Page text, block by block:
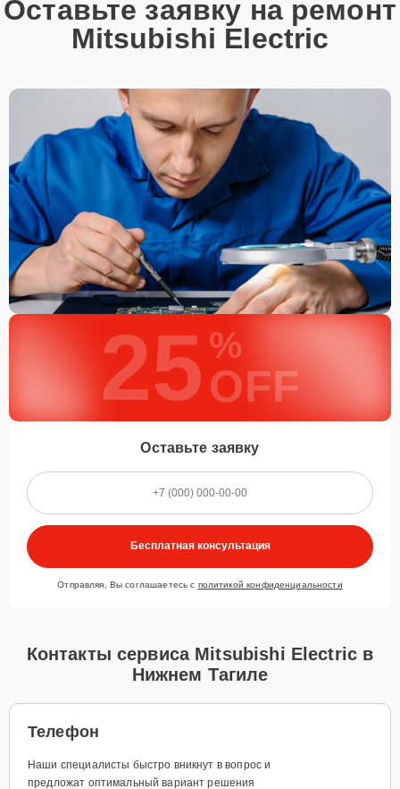
Оставьте заявку на ремонт
Mitsubishi Electric
25 %
OFF
Оставьте заявку
Бесплатная консультация
Отправляя, Вы соглашаетесь с политикой конфиденциальности
Контакты сервиса Mitsubishi Electric в
Нижнем Тагиле
Телефон
Наши специалисты быстро вникнут в вопрос и
предложат оптимальный вариант решения